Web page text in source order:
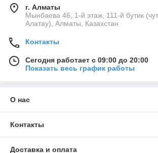
г. Алматы
Мынбаева 46, 1-й этаж, 111-й бутик
Алатау), Алматы, Казахстан
Контакты
Сегодня работает с 09:00 до 20:00
Показать весь график работы
О нас
Контакты
Доставка и оплата